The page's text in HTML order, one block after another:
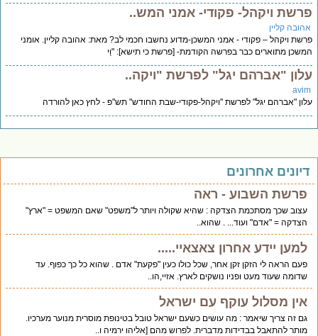
ויקהל- פקודי- אמני המש..
קליין
ויקהל – פקודי - אמני המשכן-מדוע נחשבו חכמי לב? מאת: אהובה קליין. אומני
מתוארים כבר בפרשה הקודמת- [פרשת כי תישא]: "וַי
"אברהם יגל" לפרשת "ויקה..
"אברהם יגל" לפרשת "ויקהל-פקודי-שבת החודש" תש"פ - לחץ כאן להורדה
אחרונים
פרשת השבוע - ראה
עצוב שכך מסתכמת הצדקה : שהיא שקולה ויותר ל"משפט" שאם המשפט = "ארץ"
הצדקה = "אדם" ועוד... . שהוא..
למען יידע אחרון צאצאיי.....
פעם הראה לי הזקן זקן אחר, שכל כולו כעין "פקעת" אדם . שהוא כל כך כפוף. עד
שדומה שעוד מעט ופניו נושקים לארץ. אזיי,הו..
אין מסלול עוקף עם ישראל
גם זה צריך שיאמר : מה עושים כשעם ישראל טובל בטינופת מוסרית מנוער מערכיו.
מותר להתאבל בבדידות מדברית. לפרוש מהם [אליהו ירמיה ו..